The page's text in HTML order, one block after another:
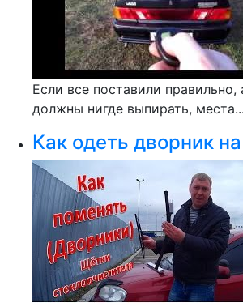
Если все поставили
должны нигде выпирать, места...
Как одеть дворник